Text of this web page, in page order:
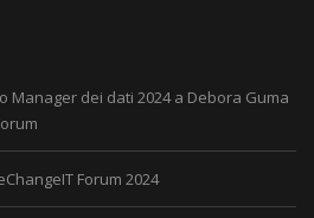
Manager dei dati 2024 a Debora Guma
Forum 2024